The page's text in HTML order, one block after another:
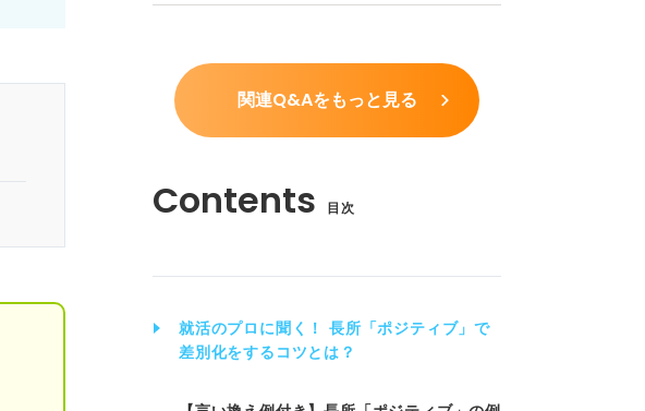
関連Q&Aをもっと見る
目次
就活のプロに聞く！ 長所「ポジティブ」で
差別化をするコツとは？